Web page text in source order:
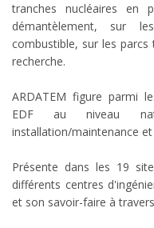
tranches nucléaires en
démantèlement, sur
combustible, sur les
recherche.
ARDATEM figure parmi
EDF au niveau
installation/maintenance
Présente dans les 19
différents centres
et son savoir-faire à